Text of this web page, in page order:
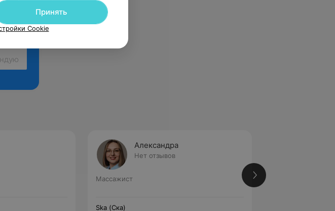
Александра
Нет отзывов
Массажист
Ska (Ска)
Принять
Cookie